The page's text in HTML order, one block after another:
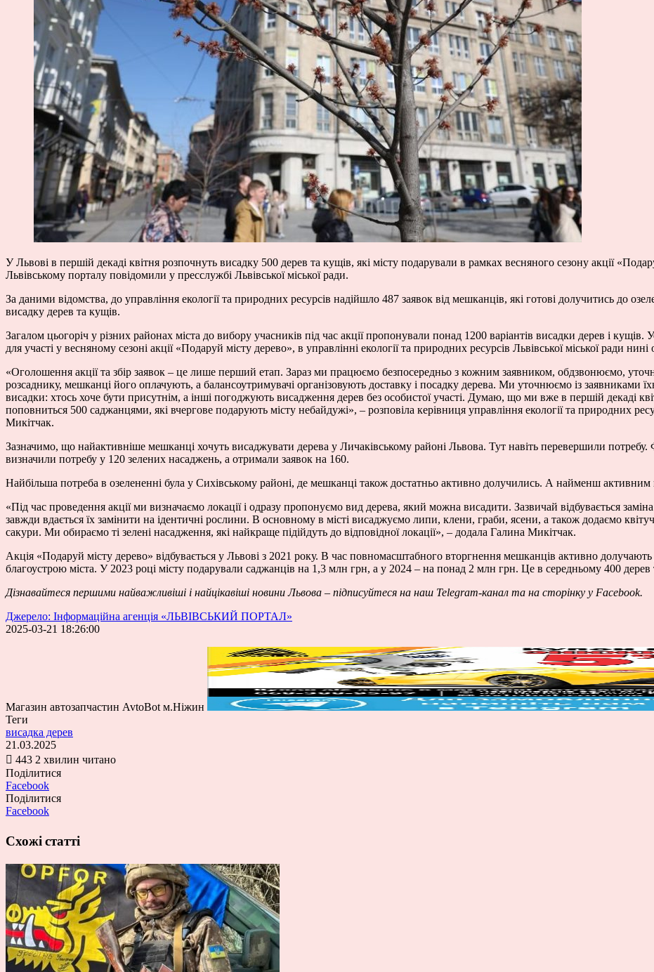
У Львові в першій декаді квітня розпочнуть висадку 500 дерев та кущів, які місту подарували в рамках весняного сезону акції
Львівському порталу повідомили у пресслужбі Львівської міської ради.
За даними відомства, до управління екології та природних ресурсів надійшло 487 заявок від мешканців, які готові долучитись до
висадку дерев та кущів.
Загалом цьогоріч у різних районах міста до вибору учасників під час акції пропонували понад 1200 варіантів висадки дерев і
для участі у весняному сезоні акції «Подаруй місту дерево», в управлінні екології та природних ресурсів Львівської міської ради
«Оголошення акції та збір заявок – це лише перший етап. Зараз ми працюємо безпосередньо з кожним заявником, обдзвонюємо,
розсаднику, мешканці його оплачують, а балансоутримувачі організовують доставку і посадку дерева. Ми уточнюємо із заявниками
висадки: хтось хоче бути присутнім, а інші погоджують висадження дерев без особистої участі. Думаю, що ми вже в першій декаді
поповниться 500 саджанцями, які вчергове подарують місту небайдужі», – розповіла керівниця управління екології та природних
Микітчак.
Зазначимо, що найактивніше мешканці хочуть висаджувати дерева у Личаківському районі Львова. Тут навіть перевершили потребу.
визначили потребу у 120 зелених насаджень, а отримали заявок на 160.
Найбільша потреба в озелененні була у Сихівському районі, де мешканці також достатньо активно долучились. А найменш
«Під час проведення акції ми визначаємо локації і одразу пропонуємо вид дерева, який можна висадити. Зазвичай відбувається
завжди вдається їх замінити на ідентичні рослини. В основному в місті висаджуємо липи, клени, граби, ясени, а також додаємо
сакури. Ми обираємо ті зелені насадження, які найкраще підійдуть до відповідної локації», – додала Галина Микітчак.
Акція «Подаруй місту дерево» відбувається у Львові з 2021 року. В час повномасштабного вторгнення мешканців активно
благоустрою міста. У 2023 році місту подарували саджанців на 1,3 млн грн, а у 2024 – на понад 2 млн грн. Це в середньому 400 дерев
Дізнавайтеся першими найважливіші і найцікавіші новини Львова – підписуйтеся на наш Telegram-канал та на сторінку у Facebook.
Джерело: Інформаційна агенція «ЛЬВІВСЬКИЙ ПОРТАЛ»
2025-03-21 18:26:00
Магазин автозапчастин AvtoBot м.Ніжин
Теги
висадка дерев
21.03.2025
443 2 хвилин читано
Поділитися
Facebook
Поділитися
Facebook
Схожі статті